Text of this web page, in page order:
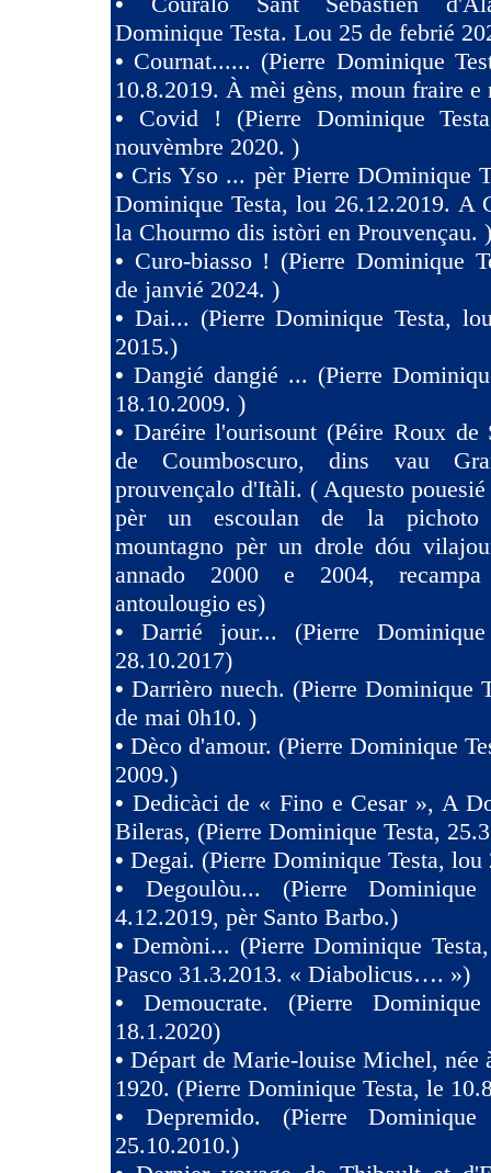
Dominique Testa. Lou 25 de febrié
• Cournat...... (Pierre Dominique
10.8.2019. À mèi gèns, moun fraire e
• Covid ! (Pierre Dominique
nouvèmbre 2020. )
• Cris Yso ... pèr Pierre DOminique
Dominique Testa, lou 26.12.2019. A
la Chourmo dis istòri en Prouvençau. )
• Curo-biasso ! (Pierre Dominique
de janvié 2024. )
• Dai... (Pierre Dominique Testa,
2015.)
• Dangié dangié ... (Pierre
18.10.2009. )
• Daréire l'ourisount (Péire Roux de
de Coumboscuro, dins vau
prouvençalo d'Itàli. ( Aquesto
pèr un escoulan de la pichoto
mountagno pèr un drole dóu
annado 2000 e 2004,
antoulougio es)
• Darrié jour... (Pierre
28.10.2017)
• Darrièro nuech. (Pierre Dominique
de mai 0h10. )
• Dèco d'amour. (Pierre Dominique
2009.)
• Dedicàci de « Fino e Cesar », A
Bileras, (Pierre Dominique Testa,
• Degai. (Pierre Dominique Testa, lou
• Degoulòu... (Pierre
4.12.2019, pèr Santo Barbo.)
•Demòni... (Pierre Dominique
Pasco 31.3.2013. « Diabolicus…. »)
• Demoucrate. (Pierre
18.1.2020)
• Départ de Marie-louise Michel, née
1920. (Pierre Dominique Testa, le
• Depremido. (Pierre
25.10.2010.)